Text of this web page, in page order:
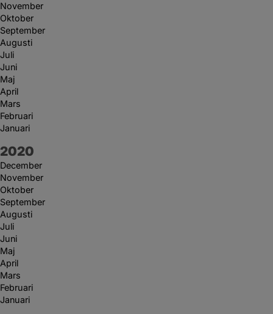
November
Oktober
September
Augusti
Juli
Juni
Maj
April
Mars
Februari
Januari
År:
2020
December
November
Oktober
September
Augusti
Juli
Juni
Maj
April
Mars
Februari
Januari